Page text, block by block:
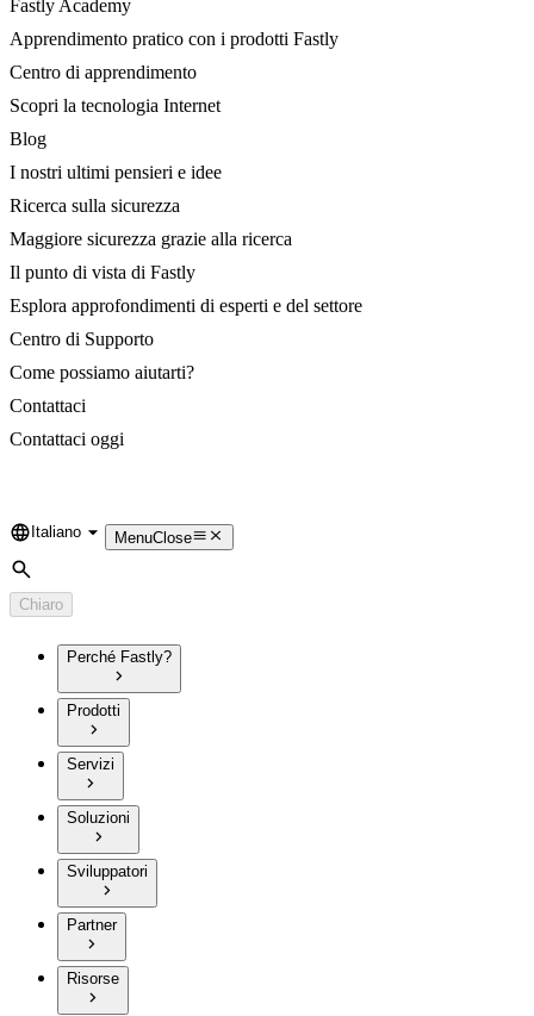
Fastly Academy
Apprendimento pratico con i prodotti Fastly
Centro di apprendimento
Scopri la tecnologia Internet
Blog
I nostri ultimi pensieri e idee
Ricerca sulla sicurezza
Maggiore sicurezza grazie alla ricerca
Il punto di vista di Fastly
Esplora approfondimenti di esperti e del settore
Centro di Supporto
Come possiamo aiutarti?
Contattaci
Contattaci oggi
Language
Italiano MenuClose
Cerca
Chiaro
Perché Fastly?
Prodotti
Servizi
Soluzioni
Sviluppatori
Partner
Risorse